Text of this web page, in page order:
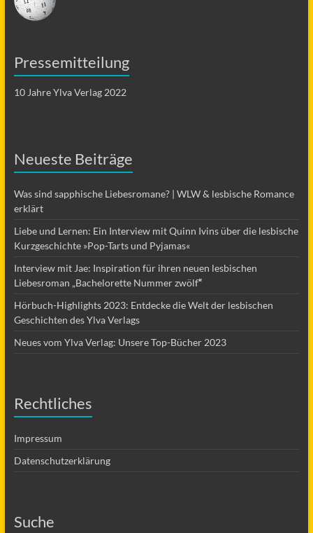
Pressemitteilung
10 Jahre Ylva Verlag 2022
Neueste Beiträge
Was sind sapphische Liebesromane? | WLW & lesbische Romance
erklärt
Liebe und Lernen: Ein Interview mit Quinn Ivins über die lesbische
Kurzgeschichte »Pop-Tarts und Pyjamas«
Interview mit Jae: Inspiration für ihren neuen lesbischen
Liebesroman „Bachelorette Nummer zwölf“
Hörbuch-Highlights 2023: Entdecke die Welt der lesbischen
Geschichten des Ylva Verlags
Neues vom Ylva Verlag: Unsere Top-Bücher 2023
Rechtliches
Impressum
Datenschutzerklärung
Suche